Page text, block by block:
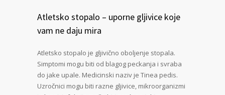
Atletsko stopalo – uporne gljivice koje
vam ne daju mira
Atletsko stopalo je gljivično oboljenje stopala.
Simptomi mogu biti od blagog peckanja i svraba
do jake upale. Medicinski naziv je Tinea pedis.
Uzročnici mogu biti razne gljivice, mikroorganizmi